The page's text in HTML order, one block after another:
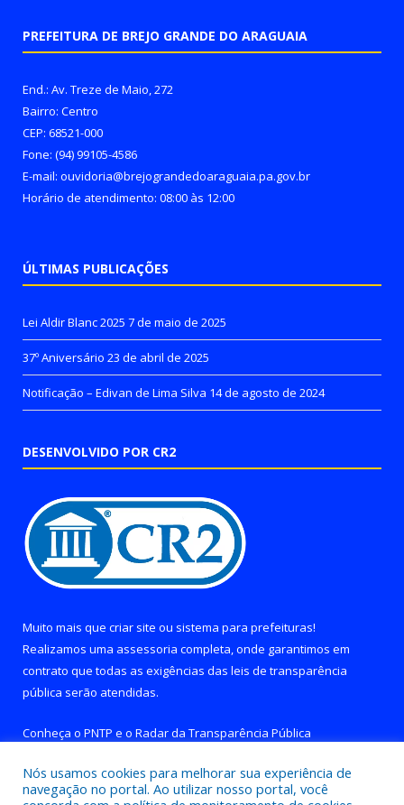
PREFEITURA DE BREJO GRANDE DO ARAGUAIA
End.: Av. Treze de Maio, 272
Bairro: Centro
CEP: 68521-000
Fone: (94) 99105-4586
E-mail: ouvidoria@brejograndedoaraguaia.pa.gov.br
Horário de atendimento: 08:00 às 12:00
ÚLTIMAS PUBLICAÇÕES
Lei Aldir Blanc 2025 7 de maio de 2025
37º Aniversário 23 de abril de 2025
Notificação – Edivan de Lima Silva 14 de agosto de 2024
DESENVOLVIDO POR CR2
Muito mais que criar site ou sistema para prefeituras!
Realizamos uma assessoria completa, onde garantimos em
contrato que todas as exigências das leis de transparência
pública serão atendidas.
Conheça o PNTP e o Radar da Transparência Pública
Nós usamos cookies para melhorar sua experiência de
navegação no portal. Ao utilizar nosso portal, você